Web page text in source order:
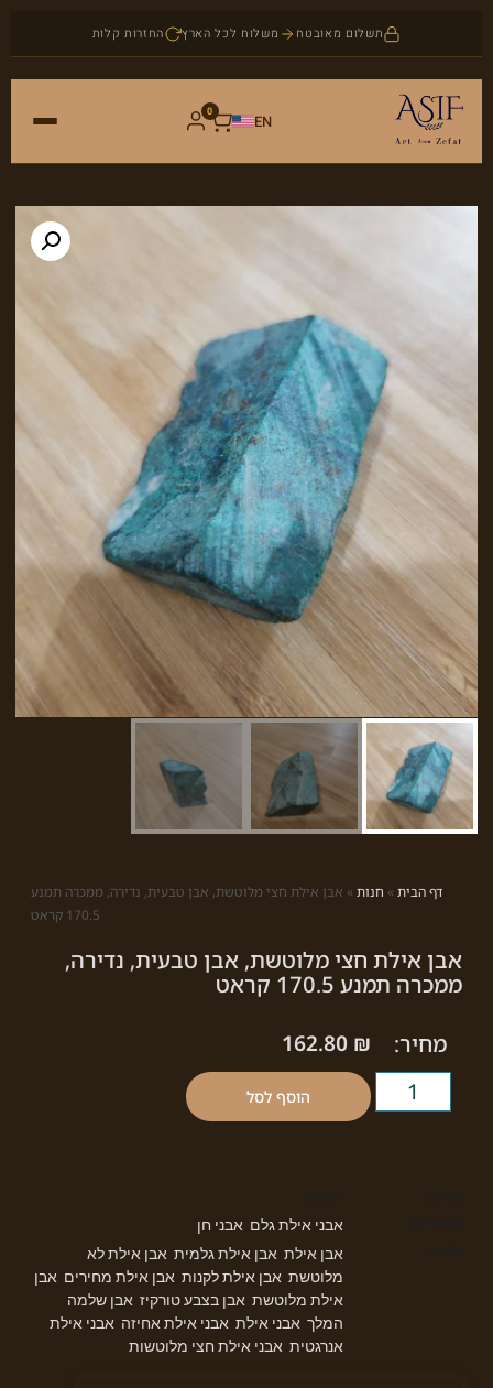
תשלום מאובטח משלוח לכל הארץ החזרות קלות
EN
0
יודאיקה
תכשיטים
אבני חן
צור קשר
דף הבית » חנות » אבן אילת חצי מלוטשת, אבן טבעית, נדירה, ממכרה תמנע
170.5 קראט
אבן אילת חצי מלוטשת, אבן טבעית, נדירה,
ממכרה תמנע 170.5 קראט
מחיר:
162.80 ₪
הוסף לסל
אבני אילת גלם אבני חן
אבן אילת אבן אילת גלמית אבן אילת לא
מלוטשת אבן אילת לקנות אבן אילת מחירים אבן
אילת מלוטשת אבן בצבע טורקיז אבן שלמה
המלך אבני אילת אבני אילת אחיזה אבני אילת
אנרגטית אבני אילת חצי מלוטשות